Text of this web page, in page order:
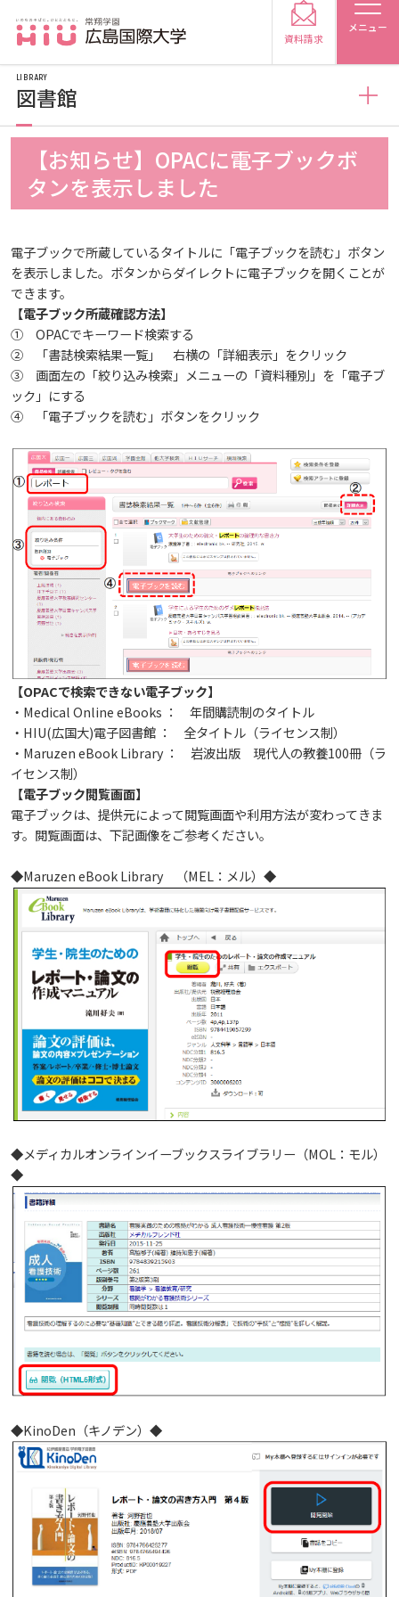
メニュー
受験生の方
在学生の方 卒業生の方
保護者の方
大学紹介
広島国際大学の概要
建学の精神
教育の特色
将来像
教育に関する基本方針
アドミッション・ポリシー
アドミッション・ポリシー（2027年度以降入学
生）
生）
カリキュラム・ポリシー
カリキュラム・ポリシー（2024年度以降入学生）
カリキュラム・ポリシー（2023年度入学生）
カリキュラム・ポリシー（2020～2022年度入学
生）
カリキュラム・ポリシー（2016～2019年度保健医
療・総合リハ・医療福祉・医療経営・看護）
カリキュラム・ポリシー（2016～2019年度心理・
薬・医療栄養）
カリキュラム・ポリシー（2015年度以前入学生）
カリキュラム・ポリシー（大学院対象）
ディプロマ・ポリシー
ディプロマ・ポリシー（2024年度入学生）
ディプロマ・ポリシー（2020～2023年度入学生）
ディプロマ・ポリシー（2016～2019年度入学生）
ディプロマ・ポリシー（2015年度以前入学生）
大学院ディプロマ・ポリシー（2024年度入学生）
大学院ディプロマ・ポリシー（2021～2023年度入
大学院ディプロマ・ポリシー（2020年度以前入学
生）
沿革
学園からのメッセージ
学長メッセージ
大学章と大学旗
UI（ユニバーシティ・アイデンティティ）
大学歌
学園・姉妹校のご案内
臨床教授制度について
情報の公表
教育研究上の目的・基本組織について
研究者要覧
大学基礎データ
学費・入学金等費用について
学生生活支援について
就職支援について
動物実験に関する情報について
財務・事業計画等について
教職課程について
自己点検・評価
大学機関別認証評価
薬学部薬学科の自己点検・評価について
理学療法士・作業療法士教員資格及び教育内容等の
自己評価書
大学院実践臨床心理学専攻 自己点検・評価報告書
大学院薬学研究科 自己点検・評価報告書
文部科学省への設置認可・届出書類・履行状況報
高等教育の修学支援新制度
ガバナンス・コード
受講生授業アンケート結果
卒業生・進路先 調査結果
規定
規定・教育課程・シラバス
広島国際大学施設等貸与内規
別表第1・第2 様式第1・第2
広島国際大学倫理委員会規定
施設案内
施設紹介
東広島・呉キャンパス施設 名称・愛称
施設を動画で紹介
キャンパスの歴史を振り返る
心理臨床センター
学生寮・学生研修棟
宿泊施設
東広島キャンパス
呉キャンパス
基盤教育センター
基盤教育センターでの教育活動・概要
講座のご案内
広国ドリル
入学予定者へのお知らせ
合格者の方へのメッセージ
入学準備学習プログラム
情報端末の必携化について
感染予防にかかる抗体価検査について
ビジュランクラウド
専門職連携教育センター
広国IPEの授業について
広国IPE用語集
情報端末の必携化について
ICTサポート
図書館
図書館概要
利用案内
利用案内（学外利用者）
電子ブック・電子ジャーナルなど
電子ブックをさがす
電子ジャーナルをさがす
情報センター
学内ネットワークの概要
東広島キャンパス
呉キャンパス
学内向け専用ページ
広国ポータルサイト
ラーニング・コモンズ
トレーニングルーム
大学広報
プレスリリース
メディア掲載情報
SNS公式アカウント
ハラスメントについて
SDGsについて
入試情報
入試最新情報
入試概要
職の種BOOK
資料請求
窓口での資料受取りについて
関連情報
交通アクセス
学園・姉妹校のご案内
お問い合わせ
学部
保健医療学部
総合リハビリテーション学部
健康スポーツ学部
健康科学部
看護学部
大学院・専攻科
医療科学研究科
保健医療学専攻
リハビリテーション学専攻
健康科学研究科
医療福祉学専攻
医療経営学専攻
心理学専攻
看護学研究科
看護学専攻
薬学研究科
助産学専攻科
就職・キャリア支援
就職支援
就業力育成プログラム
エクステンション講座
開講講座
受講申込方法
資格取得奨励金制度
就職データ
キャリア支援係利用案内
産官学連携
研究連携相談
研究者要覧
研究者情報（学会賞・研究者インタビュー）
公的研究費の責任体系について
安全保障貿易管理
研究倫理
連携・協定について
地域連携
公開講座
公開講座
公開講座 過去の開講コース
高大連携
子ども向け体験講座
子ども向け体験講座
子ども向け体験講座 過去の開講コース
ボランティア活動
科目等履修生制度
広島国際大学Town＆Gownoffice東広島
健幸ステーション
広国市民大学
広国市民大学とは
広国市民大学（市民カレッジ）学生募集
広国市民大学（地域交流カレッジ）学生募集
広国市民大学 過去の開講コース
しあわせ健康センター
大学見学・体験をご希望の方（一般の団体様）
地域連携に関するご意見募集
国際交流
国際化ビジョン
海外研修情報
海外研修
学生短期海外研修
海外専門研修
外国人留学生
国際交流イベント
アジア介護・福祉教育研修センター
アクセス
Language
JP（日本語） EN（英語）
資料請求
【お知らせ】OPACに電子ブックボ
タンを表示しました
電子ブックで所蔵しているタイトルに「電子ブックを読む」ボタン
を表示しました。ボタンからダイレクトに電子ブックを開くことが
できます。
【電子ブック所蔵確認方法】
① OPACでキーワード検索する
② 「書誌検索結果一覧」 右横の「詳細表示」をクリック
③ 画面左の「絞り込み検索」メニューの「資料種別」を「電子ブ
ック」にする
④ 「電子ブックを読む」ボタンをクリック
【OPACで検索できない電子ブック】
・Medical Online eBooks ： 年間購読制のタイトル
・HIU(広国大)電子図書館 ： 全タイトル（ライセンス制）
・Maruzen eBook Library ： 岩波出版 現代人の教養100冊（ラ
イセンス制）
【電子ブック閲覧画面】
電子ブックは、提供元によって閲覧画面や利用方法が変わってきま
す。閲覧画面は、下記画像をご参考ください。
◆Maruzen eBook Library （MEL：メル）◆
◆メディカルオンラインイーブックスライブラリー（MOL：モル）
◆
◆KinoDen（キノデン）◆
LIBRARY
図書館
図書館
図書館概要
利用案内
利用案内（学外利用者）
電子ブック・電子ジャーナルなど
電子ジャーナルをさがす
学外からのつかいかた
看護師・保健師国家試験対策
利用講習会
学生図書委員の活動
施設案内
よくある質問
図書館だより『Library News』
お知らせ
2026年
2025年
2024年
2023年
2022年
2021年